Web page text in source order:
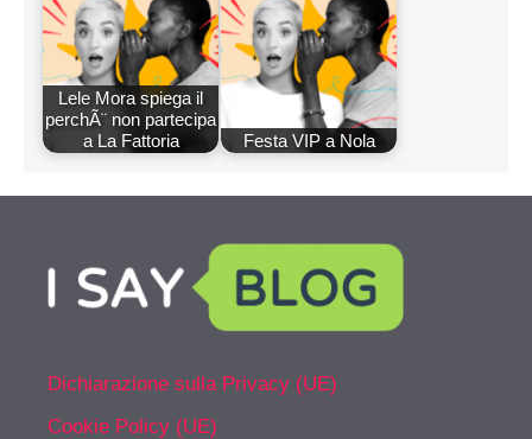
Lele Mora spiega il
perchÃ¨ non partecipa
a La Fattoria
Festa VIP a Nola
Dichiarazione sulla Privacy (UE)
Cookie Policy (UE)